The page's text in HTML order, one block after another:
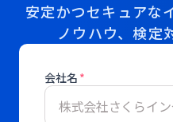
安定かつセキュアな
ノウハウ、検定
会社名 *